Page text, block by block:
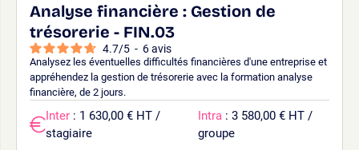
Analyse financière : Gestion de
trésorerie - FIN.03
4.7/5 - 6avis
Analysez les éventuelles difficultés financières d'une entreprise et
appréhendez la gestion de trésorerie avec la formation analyse
financière, de 2 jours.
Inter : 1 630,00 € HT /
stagiaire
Intra : 3 580,00 € HT /
groupe